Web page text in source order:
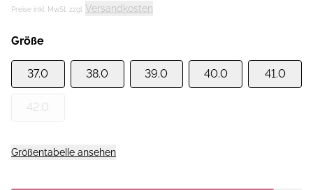
Preise inkl. MwSt. zzgl. Versandkosten
Größe
37.0 38.0 39.0 40.0 41.0
42.0
Größentabelle ansehen